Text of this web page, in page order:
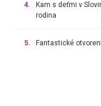
4.
Kam s deťmi v
rodina
5. Fantastické